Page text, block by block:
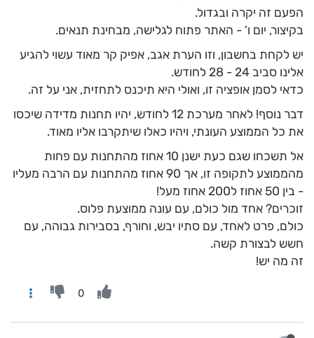
הפעם זה יקרה ובגדול.
בקיצור, יום ו' - האתר פתוח לגלישה, מבחינת תנאים.
יש לקחת בחשבון, וזו הערת אגב, אפיק קר מאוד עשוי להגיע
אלינו סביב 24 - 28 לחודש.
כדאי לסמן אופציה זו, ואולי היא תיכנס לתחזית, אני על זה.
דבר נוסף! לאחר מערכת 12 לחודש, יהיו תחנות מדידה שיכסו
את כל הממוצע העונתי, ויהיו כאלו שיתקרבו אליו מאוד.
אל תשכחו שגם כעת ישנן 10 אחוז מהתחנות עם פחות
מהממוצע לתקופה זו, אך 90 אחוז מהתחנות עם הרבה מעליו
- בין 50 אחוז ל200 אחוז מעל!
זוכרים? אחד מול כולם, עם עונה ממוצעת פלוס.
כולם, פרט לאחד, עם סתיו יבש, וחורף, בסבירות גבוהה, עם
חשש לבצורת קשה.
זה מה יש!
0